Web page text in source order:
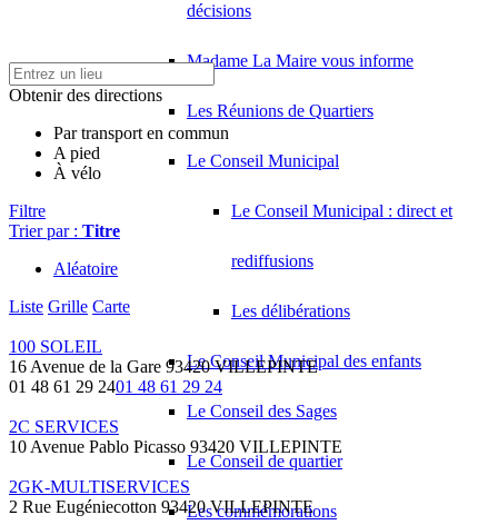
décisions
Madame La Maire vous informe
Les Réunions de Quartiers
Le Conseil Municipal
Le Conseil Municipal : direct et
rediffusions
Les délibérations
Le Conseil Municipal des enfants
Le Conseil des Sages
Le Conseil de quartier
Les commémorations
Obtenir des directions
Par transport en commun
A pied
À vélo
Filtre
Trier par : Titre
Aléatoire
Liste Grille Carte
100 SOLEIL
16 Avenue de la Gare 93420 VILLEPINTE
01 48 61 29 2401 48 61 29 24
2C SERVICES
10 Avenue Pablo Picasso 93420 VILLEPINTE
2GK-MULTISERVICES
2 Rue Eugéniecotton 93420 VILLEPINTE